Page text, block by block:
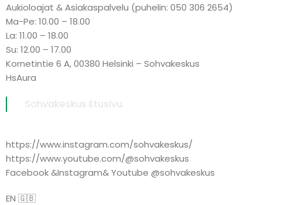
Aukioloajat & Asiakaspalvelu (puhelin: 050 306 2654)
Ma-Pe: 10.00 – 18.00
La: 11.00 – 18.00
Su: 12.00 – 17.00
Kornetintie 6 A, 00380 Helsinki – Sohvakeskus
HsAura
Sohvakeskus Etusivu
https://www.instagram.com/sohvakeskus/
https://www.youtube.com/@sohvakeskus
Facebook &Instagram& Youtube @sohvakeskus
EN 🇬🇧